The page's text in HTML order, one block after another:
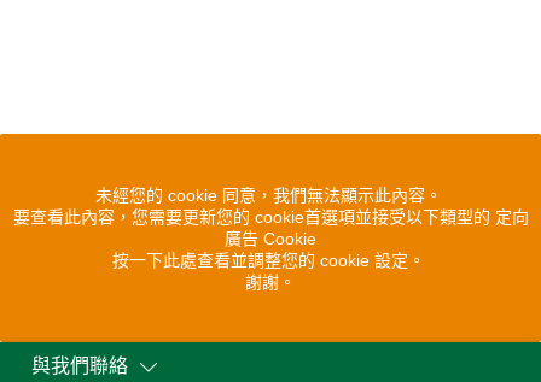
未經您的 cookie 同意，我們無法顯示此內容。
要查看此內容，您需要更新您的 cookie首選項並接受以下類型的 定向
廣告 Cookie
按一下此處查看並調整您的 cookie 設定。
謝謝。
與我們聯絡